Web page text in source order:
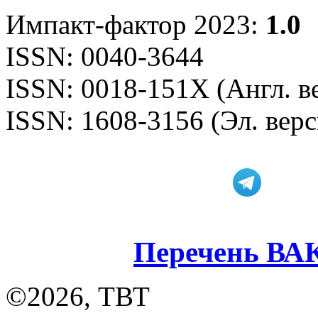
Импакт-фактор 2023: 1.0
ISSN: 0040-3644
ISSN: 0018-151X (Англ.
ISSN: 1608-3156 (Эл.
Перечень
©2026, ТВТ